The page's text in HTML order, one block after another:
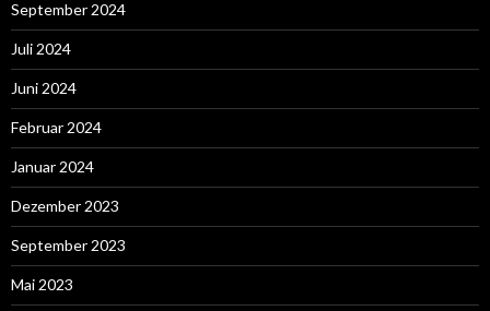
September 2024
Juli 2024
Juni 2024
Februar 2024
Januar 2024
Dezember 2023
September 2023
Mai 2023